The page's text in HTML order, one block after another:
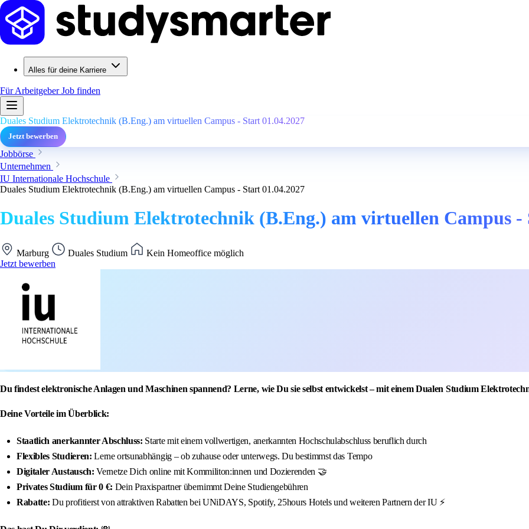
Alles für deine Karriere
Für ArbeitgeberJob finden
Duales Studium Elektrotechnik (B.Eng.) am virtuellen Campus - Start 01.04.2027
Jetzt bewerben
Jobbörse
Unternehmen
IU Internationale Hochschule
Duales Studium Elektrotechnik (B.Eng.) am virtuellen Campus - Start 01.04.2027
Duales Studium Elektrotechnik (B.Eng.) am virtuellen Campus -
Marburg Duales Studium
Kein Homeoffice möglich
Jetzt bewerben
Du findest elektronische Anlagen und Maschinen spannend? Lerne, wie Du sie selbst entwickelst – mit einem Dualen Studium
Deine Vorteile im Überblick:
Staatlich anerkannter Abschluss: Starte mit einem vollwertigen, anerkannten Hochschulabschluss beruflich durch
Flexibles Studieren: Lerne ortsunabhängig – ob zuhause oder unterwegs. Du bestimmst das Tempo
Digitaler Austausch:Vernetze Dich online mit Kommiliton:innen und Dozierenden 🤝
Privates Studium für 0 €: Dein Praxispartner übernimmt Deine Studiengebühren
Rabatte: Du profitierst von attraktiven Rabatten bei UNiDAYS, Spotify, 25hours Hotels und weiteren Partnern der IU ⚡️